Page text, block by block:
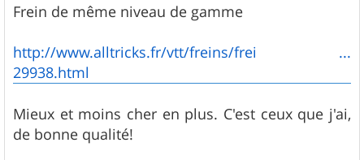
Frein de même niveau de gamme
http://www.alltricks.fr/vtt/freins/frei ...
29938.html
Mieux et moins cher en plus. C'est ceux que j'ai,
de bonne qualité!